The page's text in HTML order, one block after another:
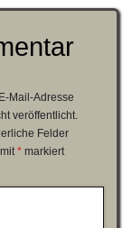
Mail-Adresse
veröffentlicht.
Felder
*markiert